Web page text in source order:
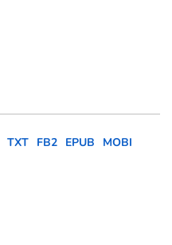
TXT FB2 EPUB MOBI